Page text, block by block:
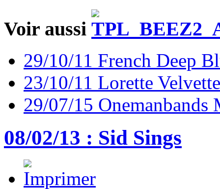
Voir aussi
29/10/11 French Deep
23/10/11 Lorette
29/07/15 Onemanbands
08/02/13 : Sid Sings